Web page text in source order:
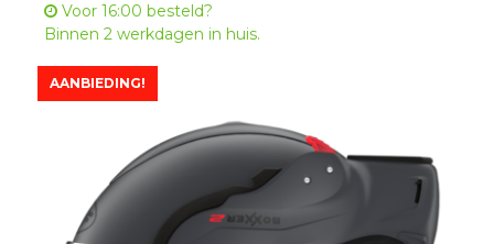
Voor 16:00 besteld?
Binnen 2 werkdagen in huis.
AANBIEDING!